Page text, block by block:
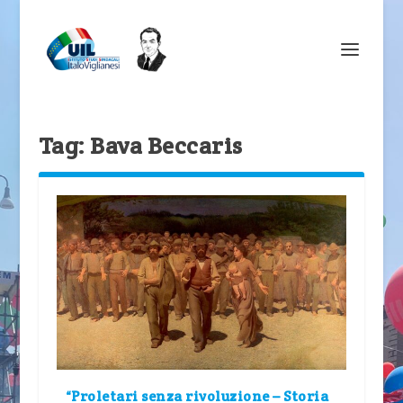
Tag: Bava Beccaris
“Proletari senza rivoluzione – Storia